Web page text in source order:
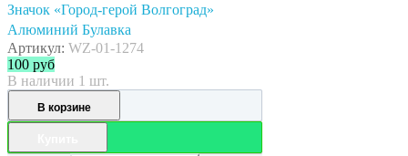
Значок «Город-герой Волгоград»
Алюминий Булавка
Артикул: WZ-01-1274
100 руб
В наличии 1 шт.
В корзине